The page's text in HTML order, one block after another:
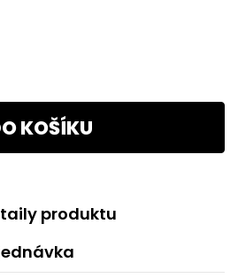
KOŠÍKU
produktu